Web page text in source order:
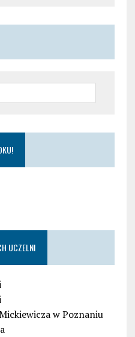
UCZELNI
w Poznaniu